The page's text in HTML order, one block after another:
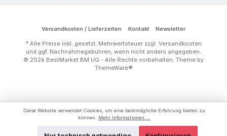
Versandkosten / Lieferzeiten Kontakt Newsletter
* Alle Preise inkl. gesetzl. Mehrwertsteuer zzgl. Versandkosten
und ggf. Nachnahmegebühren, wenn nicht anders angegeben.
© 2026 BestMarket BM UG - Alle Rechte vorbehalten. Theme by
ThemeWare®
Diese Website verwendet Cookies, um eine bestmögliche Erfahrung bieten zu
können. Mehr Informationen ...